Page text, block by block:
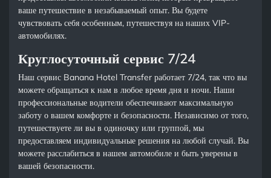
ваше путешествие в незабываемый опыт. Вы будете
чувствовать себя особенным, путешествуя на наших VIP-
автомобилях.
Круглосуточный сервис 7/24
Наш сервис Banana Hotel Transfer работает 7/24, так что вы
можете обращаться к нам в любое время дня и ночи. Наши
профессиональные водители обеспечивают максимальную
заботу о вашем комфорте и безопасности. Независимо от того,
путешествуете ли вы в одиночку или группой, мы
предоставляем индивидуальные решения на любой случай. Вы
можете расслабиться в нашем автомобиле и быть уверены в
вашей безопасности.